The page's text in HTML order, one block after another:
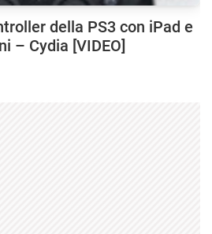
della PS3 con iPad e
– Cydia [VIDEO]